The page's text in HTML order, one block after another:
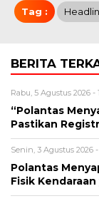
Tag :
BERITA
Rabu, 5 Agustus 2026 -
“Polantas
Pastikan
Senin, 3 Agustus 2026
Polantas
Fisik